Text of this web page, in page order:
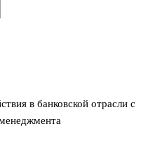
в банковской отрасли с